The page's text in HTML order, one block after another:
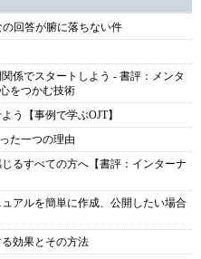
回答が腑に落ちない件
係でスタートしよう - 書評：メンタ
をつかむ技術
う【事例で学ぶOJT】
た一つの理由
るすべての方へ【書評：インターナ
ュアルを簡単に作成、公開したい場合
効果とその方法